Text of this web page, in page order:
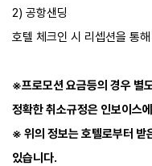
2) 공항샌딩
호텔 체크인 시 리셉션을 통
※프로모션 요금등의 경우 별
정확한 취소규정은 인보이스
※ 위의 정보는 호텔로부터 받
있습니다.